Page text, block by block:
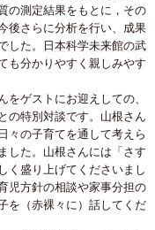
の測定結果をもとに，その
後さらに分析を行い、成果
した。日本科学未来館の武
も分かりやすく親しみやす
ゲストにお迎えしての、
の特別対談です。山根さん
々の子育てを通して考えら
した。山根さんには「さす
く盛り上げてくださいまし
児方針の相談や家事分担の
を（赤裸々に）話してくだ